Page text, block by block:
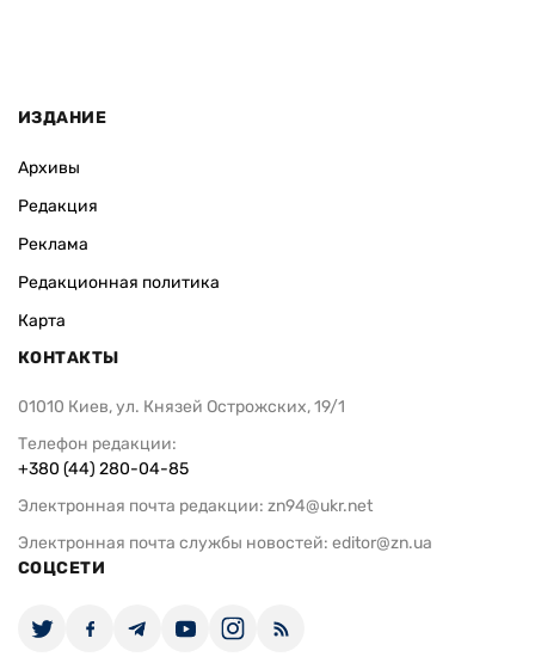
ИЗДАНИЕ
Архивы
Редакция
Реклама
Редакционная политика
Карта
КОНТАКТЫ
01010 Киев, ул. Князей Острожских, 19/1
Телефон редакции:
+380 (44) 280-04-85
Электронная почта редакции: zn94@ukr.net
Электронная почта службы новостей: editor@zn.ua
СОЦСЕТИ